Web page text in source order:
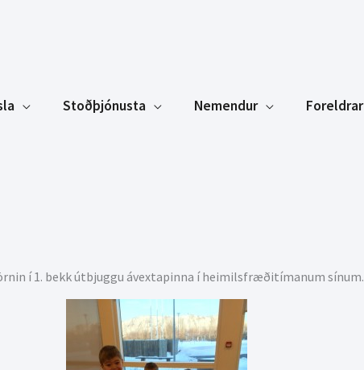
Stoðþjónusta Nemendur Foreldrar
í 1. bekk útbjuggu ávextapinna í heimilsfræðitímanum sínum.